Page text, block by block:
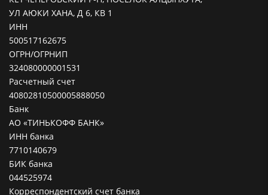
УЛ АЮКИ ХАНА, Д 6, КВ 1
ИНН
500517162675
ОГРН/ОГРНИП
324080000001531
Расчетный счет
40802810500005888050
Банк
АО «ТИНЬКОФФ БАНК»
ИНН банка
7710140679
БИК банка
044525974
Корреспондентский счет банка